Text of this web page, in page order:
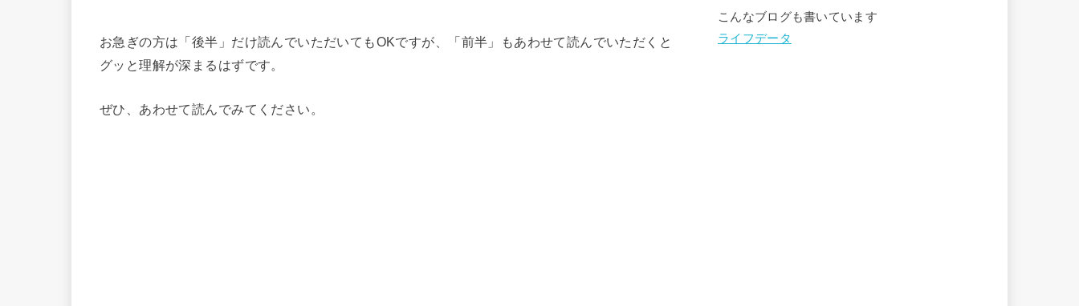
お急ぎの方は「後半」だけ読んでいただいてもOKですが、「前半」もあわせて読んでいただくと
グッと理解が深まるはずです。
ぜひ、あわせて読んでみてください。
こんなブログも書いています
ライフデータ